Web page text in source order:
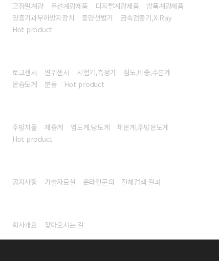
고정밀계량 무선계량제품 디지털계량제품
방폭계량제품
양중기과부하방지장치
중량선별기
금속검출기,X-Ray
Hot product
토크센서 변위센서 시험기,측정기
점도,비중,수분계
온습도계
분동 Hot product
주방저울 체중계 염도계,당도계
체온계,주방온도계
Hot product
공지사항 기술자료실 온라인문의 전체검색 결과
회사개요 찾아오시는 길